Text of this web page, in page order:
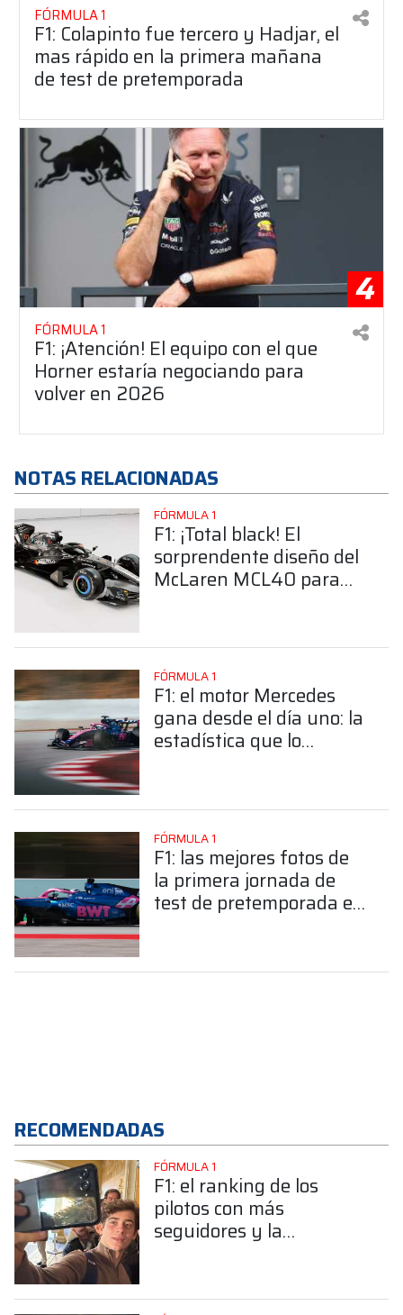
FÓRMULA 1
F1: Colapinto fue tercero y Hadjar, el
mas rápido en la primera mañana
de test de pretemporada
4
FÓRMULA 1
F1: ¡Atención! El equipo con el que
Horner estaría negociando para
volver en 2026
NOTAS RELACIONADAS
FÓRMULA 1
F1: ¡Total black! El
sorprendente diseño del
McLaren MCL40 para
FÓRMULA 1
F1: el motor Mercedes
gana desde el día uno: la
estadística que lo
FÓRMULA 1
F1: las mejores fotos de
la primera jornada de
test de pretemporada en
RECOMENDADAS
FÓRMULA 1
F1: el ranking de los
pilotos con más
seguidores y la